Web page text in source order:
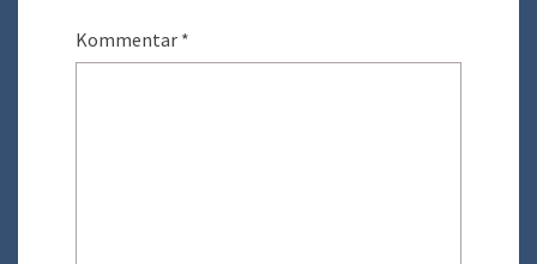
Kommentar *